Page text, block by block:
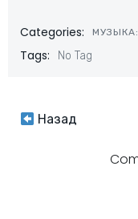
Categories:
Tags: No Tag
Назад